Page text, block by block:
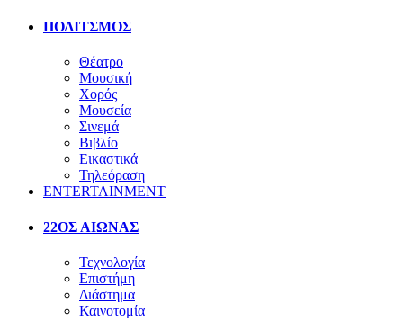
ΠΟΛΙΤΣΜΟΣ
Θέατρο
Μουσική
Χορός
Μουσεία
Σινεμά
Βιβλίο
Εικαστικά
Τηλεόραση
ENTERTAINMENT
22ΟΣ ΑΙΩΝΑΣ
Τεχνολογία
Επιστήμη
Διάστημα
Καινοτομία